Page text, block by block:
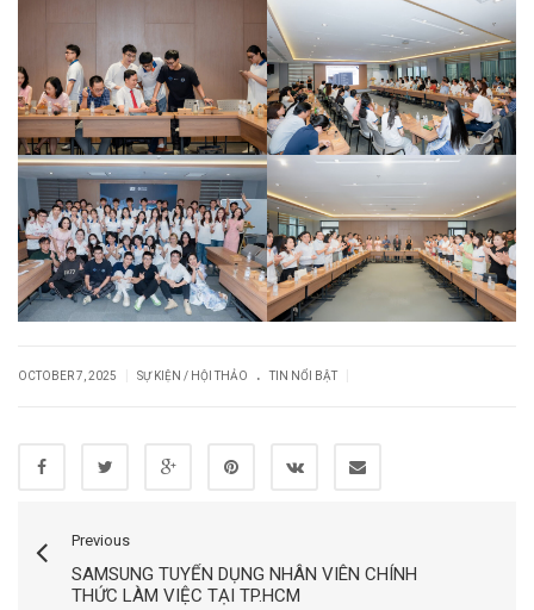
OCTOBER 7, 2025 SỰ KIỆN / HỘI THẢO . TIN NỔI BẬT
Previous
SAMSUNG TUYỂN DỤNG NHÂN VIÊN CHÍNH
THỨC LÀM VIỆC TẠI TP.HCM